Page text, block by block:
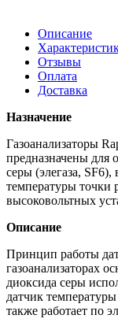
Описание
Отзывы
Оплата
Доставка
Назначение
Газоанализаторы
предназначены для
серы (элегаза,
температуры точки
высоковольтных
Описание
Принцип работы
газоанализаторах
диоксида серы
датчик
также работает по